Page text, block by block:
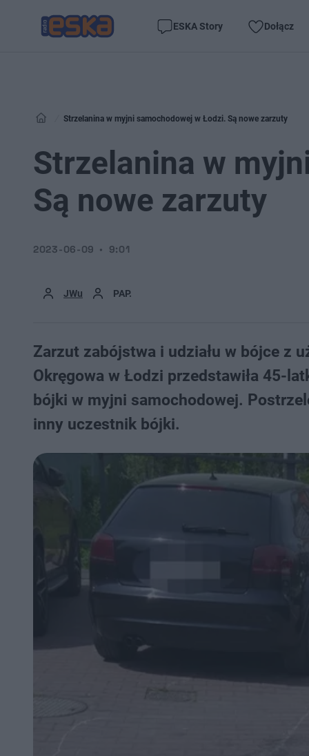
ESKA Story Dołącz
Strzelanina w myjni samochodowej w Łodzi. Są nowe zarzuty
Strzelanina w
Są nowe zarzuty
JWu PAP.
2023-06-09 9:01
Zarzut zabójstwa i udziału w bójce z
Okręgowa w Łodzi przedstawiła 45-
bójki w myjni samochodowej.
inny uczestnik bójki.